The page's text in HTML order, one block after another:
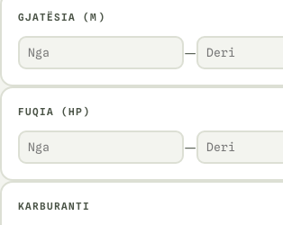
GJATËSIA (M)
—
FUQIA (HP)
—
KARBURANTI